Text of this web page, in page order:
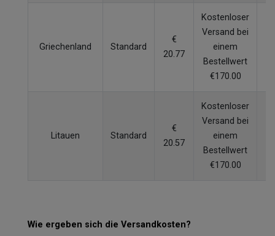
Griechenland Standard
€
20.77
Kostenloser
Versand bei
einem
Bestellwert
€170.00
Litauen Standard
€
20.57
Kostenloser
Versand bei
einem
Bestellwert
€170.00
Wie ergeben sich die Versandkosten?